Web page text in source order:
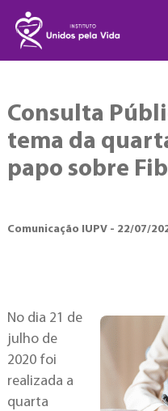
Consulta
tema da
papo sobre
Comunicação IUPV - 22/07/
No dia 21 de
julho de
2020 foi
realizada a
quarta